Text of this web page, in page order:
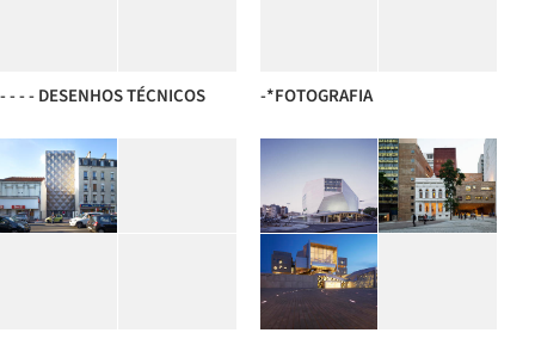
- - - - DESENHOS TÉCNICOS -*FOTOGRAFIA